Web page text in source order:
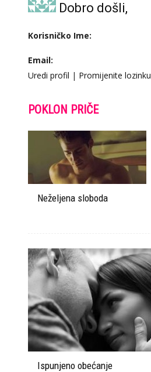
Dobro došli,
Korisničko Ime:
Email:
Uredi profil | Promijenite lozinku
POKLON PRIČE
Neželjena sloboda
Ispunjeno obećanje